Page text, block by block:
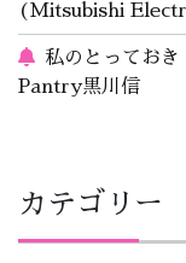
(Mitsubishi
私のとってお
Pantry黒川信
カテゴリー